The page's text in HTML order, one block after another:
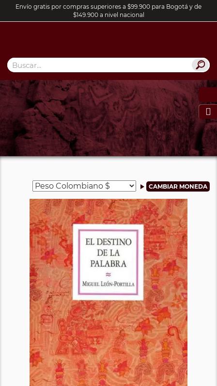
Envío gratis por compras superiores a $99.900 para Bogotá y de
$149.900 a nivel nacional
